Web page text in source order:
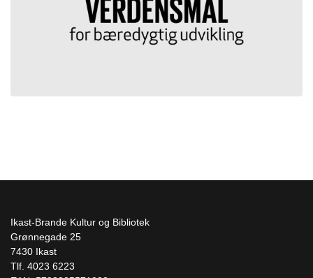
Ikast-Brande Kultur og Bibliotek
Grønnegade 25
7430 Ikast
Tlf. 4023 6223